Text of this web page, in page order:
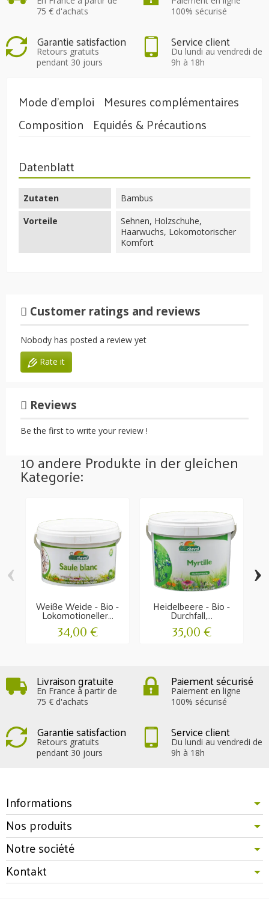
75 € d'achats
100% sécurisé
Garantie satisfaction
Retours gratuits
pendant 30 jours
Service client
Du lundi au vendredi de
9h à 18h
Mode d'emploi Mesures complémentaires
Composition Equidés & Précautions
Datenblatt
Zutaten
Bambus
Vorteile
Sehnen, Holzschuhe,
Haarwuchs, Lokomotorischer
Komfort
Customer ratings and reviews
Nobody has posted a review yet
Rate it
Reviews
Be the first to write your review !
10 andere Produkte in der gleichen
Kategorie:
Weiße Weide - Bio -
Lokomotioneller...
34,00 €
Heidelbeere - Bio -
Durchfall,...
35,00 €
‹ ›
Livraison gratuite
En France à partir de
75 € d'achats
Paiement sécurisé
Paiement en ligne
100% sécurisé
Garantie satisfaction
Retours gratuits
pendant 30 jours
Service client
Du lundi au vendredi de
9h à 18h
Informations
Nos produits
Notre société
Kontakt